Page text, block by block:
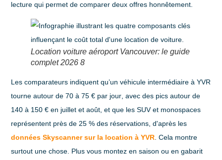
lecture qui permet de comparer deux offres honnêtement.
Location voiture aéroport Vancouver: le guide
complet 2026 8
Les comparateurs indiquent qu’un véhicule intermédiaire à YVR
tourne autour de 70 à 75 € par jour , avec des pics autour de
140 à 150 € en juillet et août , et que les SUV et monospaces
représentent près de 25 % des réservations , d'après les
données Skyscanner sur la location à YVR . Cela montre
surtout une chose. Plus vous montez en saison ou en gabarit